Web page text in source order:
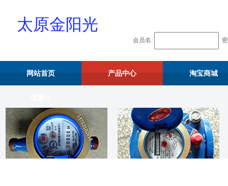
太原金阳光
会员名:
网站首页 产品中心 淘宝商城